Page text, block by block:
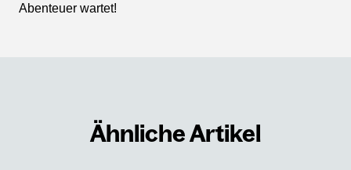
Abenteuer wartet!
Ähnliche Artikel